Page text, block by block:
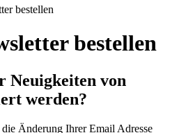
bestellen
bestellen
Neuigkeiten von
werden?
Änderung Ihrer Email Adresse